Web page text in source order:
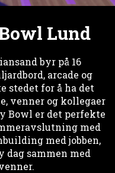
Lund
byr på 16
arcade og
stedet for å ha det
venner og kollegaer
Bowl er det perfekte
med
med jobben,
sammen med